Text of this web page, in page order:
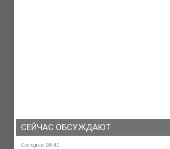
СЕЙЧАС ОБСУЖДАЮТ
Сегодня 08:40